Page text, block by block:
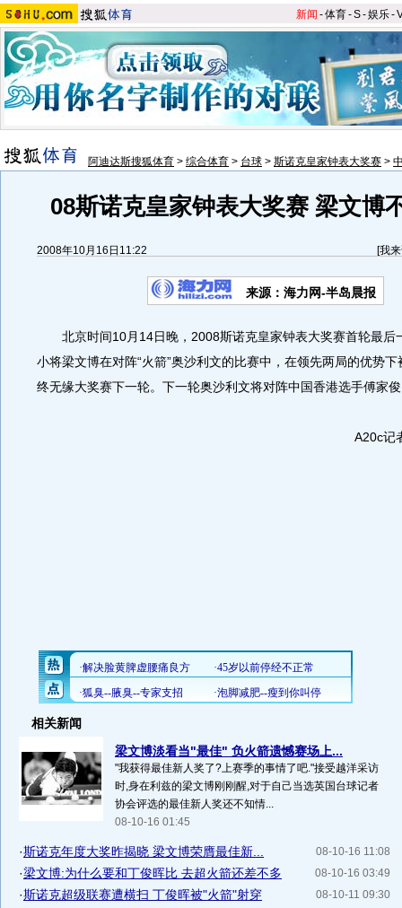
新闻 -体育-S-娱乐-
阿迪达斯搜狐体育 > 综合体育 > 台球 > 斯诺克皇家钟表大奖赛 >
08斯诺克皇家钟表大奖赛 梁文博
2008年10月16日11:22 [我
来源：海力网-半岛晨报
北京时间10月14日晚，2008斯诺克皇家钟表大奖赛首轮最后
小将梁文博在对阵“火箭”奥沙利文的比赛中，在领先两局的优势
终无缘大奖赛下一轮。下一轮奥沙利文将对阵中国香港选手傅家
A20c记
相关新闻
梁文博淡看当"最佳" 负火箭遗憾赛场上...
"我获得最佳新人奖了?上赛季的事情了吧."接受越洋采访
时,身在利兹的梁文博刚刚醒,对于自己当选英国台球记者
协会评选的最佳新人奖还不知情...
08-10-16 01:45
08-10-16 11:08
·斯诺克年度大奖昨揭晓 梁文博荣膺最佳新...
08-10-16 03:49
·梁文博:为什么要和丁俊晖比 去超火箭还差不多
08-10-11 09:30
·斯诺克超级联赛遭横扫 丁俊晖被"火箭"射穿